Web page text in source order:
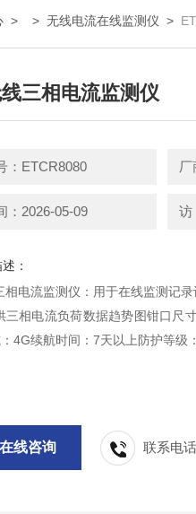
> > 无线电流在线监测仪 >
三相电流监测仪
：ETCR8080 厂
：2026-05-09 访
：
相电流监测仪：用于在线监测记
三相电流负荷数据趋势图钳口尺
4G续航时间：7天以上防护等级
在线咨询 联系电